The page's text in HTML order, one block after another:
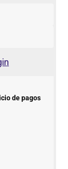
de pagos